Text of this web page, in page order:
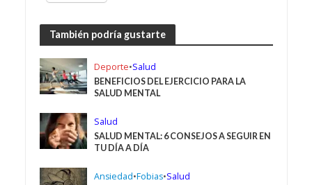
También podría gustarte
Deporte•Salud
BENEFICIOS DEL EJERCICIO PARA LA
SALUD MENTAL
Salud
SALUD MENTAL: 6 CONSEJOS A SEGUIR EN
TU DÍA A DÍA
Ansiedad•Fobias•Salud